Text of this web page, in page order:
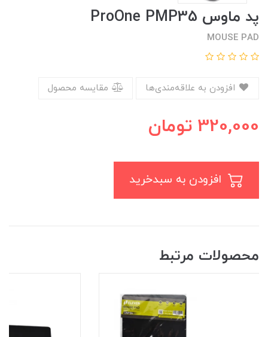
پد ماوس ProOne PMP35
MOUSE PAD
مقایسه محصول
320,000 تومان
محصولات مرتبط